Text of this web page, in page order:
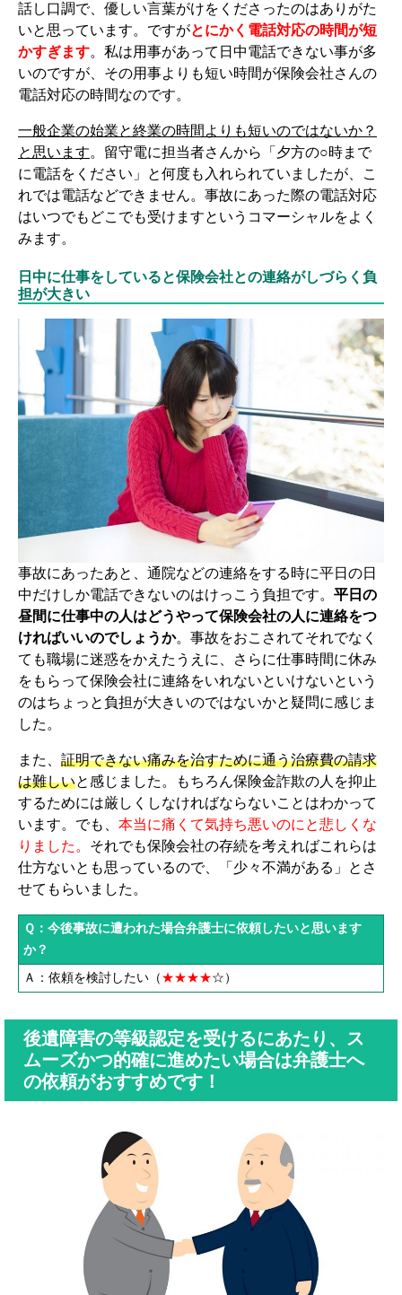
話し口調で、優しい言葉がけをくださったのはありがた
いと思っています。ですがとにかく電話対応の時間が短
かすぎます。私は用事があって日中電話できない事が多
いのですが、その用事よりも短い時間が保険会社さんの
電話対応の時間なのです。
一般企業の始業と終業の時間よりも短いのではないか？
と思います。留守電に担当者さんから「夕方の○時まで
に電話をください」と何度も入れられていましたが、こ
れでは電話などできません。事故にあった際の電話対応
はいつでもどこでも受けますというコマーシャルをよく
みます。
日中に仕事をしていると保険会社との連絡がしづらく負
担が大きい
事故にあったあと、通院などの連絡をする時に平日の日
中だけしか電話できないのはけっこう負担です。 平日の
昼間に仕事中の人はどうやって保険会社の人に連絡をつ
ければいいのでしょうか。事故をおこされてそれでなく
ても職場に迷惑をかえたうえに、さらに仕事時間に休み
をもらって保険会社に連絡をいれないといけないという
のはちょっと負担が大きいのではないかと疑問に感じま
した。
また、 証明できない痛みを治すために通う治療費の請求
は難しいと感じました。もちろん保険金詐欺の人を抑止
するためには厳しくしなければならないことはわかって
います。でも、 本当に痛くて気持ち悪いのにと悲しくな
りました。 それでも保険会社の存続を考えればこれらは
仕方ないとも思っているので、「少々不満がある」とさ
せてもらいました。
Ｑ：今後事故に遭われた場合弁護士に依頼したいと思います
か？
Ａ：依頼を検討したい（ ★★★★☆ ）
後遺障害の等級認定を受けるにあたり、ス
ムーズかつ的確に進めたい場合は弁護士へ
の依頼がおすすめです！